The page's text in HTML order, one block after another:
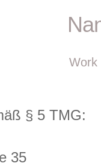
Work
§ 5 TMG:
35